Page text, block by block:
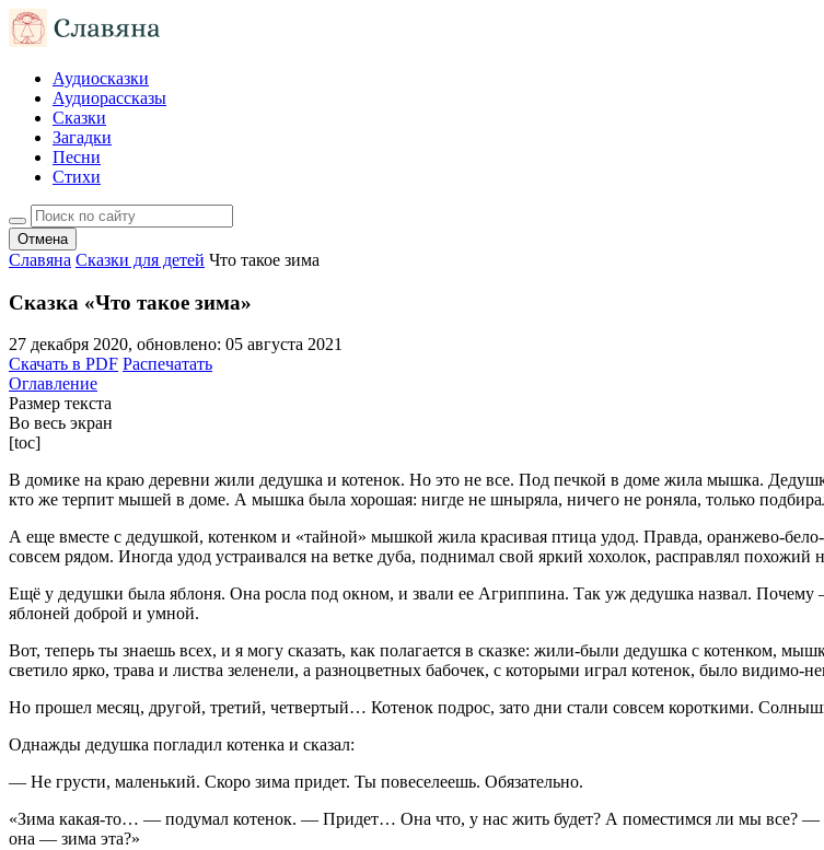
Аудиосказки
Аудиорассказы
Сказки
Загадки
Песни
Стихи
Отмена
Славяна Сказки для детей Что такое зима
Сказка «Что такое зима»
27 декабря 2020, обновлено: 05 августа 2021
Скачать в PDF Распечатать
Оглавление
Размер текста
Во весь экран
[toc]
В домике на краю деревни жили дедушка и котенок. Но это не все. Под печкой в доме жила мышка.
кто же терпит мышей в доме. А мышка была хорошая: нигде не шныряла, ничего не роняла, только
А еще вместе с дедушкой, котенком и «тайной» мышкой жила красивая птица удод. Правда, оранжево-
совсем рядом. Иногда удод устраивался на ветке дуба, поднимал свой яркий хохолок, расправлял
Ещё у дедушки была яблоня. Она росла под окном, и звали ее Агриппина. Так уж дедушка назвал.
яблоней доброй и умной.
Вот, теперь ты знаешь всех, и я могу сказать, как полагается в сказке: жили-были дедушка с котенком,
светило ярко, трава и листва зеленели, а разноцветных бабочек, с которыми играл котенок, было видимо-
Но прошел месяц, другой, третий, четвертый… Котенок подрос, зато дни стали совсем короткими.
Однажды дедушка погладил котенка и сказал:
— Не грусти, маленький. Скоро зима придет. Ты повеселеешь. Обязательно.
«Зима какая-то… — подумал котенок. — Придет… Она что, у нас жить будет? А поместимся ли мы все?
она — зима эта?»